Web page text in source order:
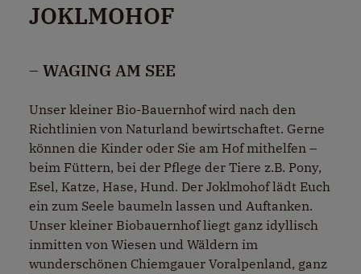
JOKLMOHOF
– WAGING AM SEE
Unser kleiner Bio-Bauernhof wird nach den
Richtlinien von Naturland bewirtschaftet. Gerne
können die Kinder oder Sie am Hof mithelfen –
beim Füttern, bei der Pflege der Tiere z.B. Pony,
Esel, Katze, Hase, Hund. Der Joklmohof lädt Euch
ein zum Seele baumeln lassen und Auftanken.
Unser kleiner Biobauernhof liegt ganz idyllisch
inmitten von Wiesen und Wäldern im
wunderschönen Chiemgauer Voralpenland, ganz